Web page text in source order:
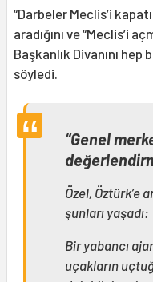
“Darbeler Meclis’i
aradığını ve “Meclis’i
Başkanlık Divanını
söyledi.
“Genel
Özel, Öztürk’e
şunları yaşadı:
Bir yabancı
uçakların